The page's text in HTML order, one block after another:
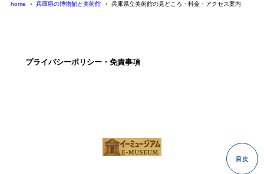
home 兵庫県の博物館と美術館 兵庫県立美術館の見どころ・料金・アクセス案内
プライバシーポリシー・免責事項